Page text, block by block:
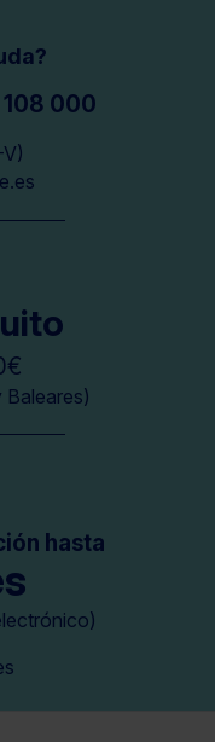
108 000
Baleares)
hasta